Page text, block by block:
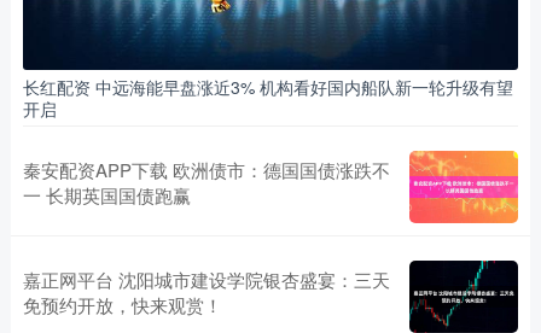
长红配资 中远海能早盘涨近3% 机构看好国内船队新一轮升级有望
开启
秦安配资APP下载 欧洲债市：德国国债涨跌不
一 长期英国国债跑赢
嘉正网平台 沈阳城市建设学院银杏盛宴：三天
免预约开放，快来观赏！